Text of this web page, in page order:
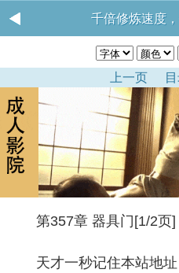
千倍修炼速度
上一页
第357章 器具门[1/2页]
天才一秒记住本站地